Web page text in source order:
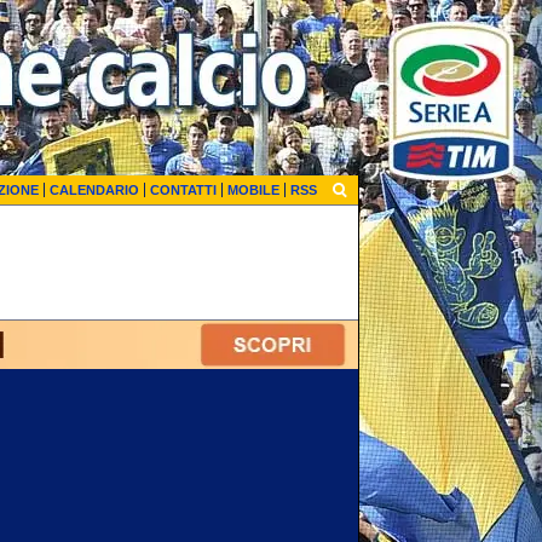
CALENDARIO CONTATTI MOBILE RSS